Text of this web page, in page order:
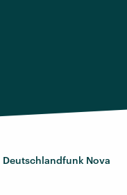
Deutschlandfunk Nova